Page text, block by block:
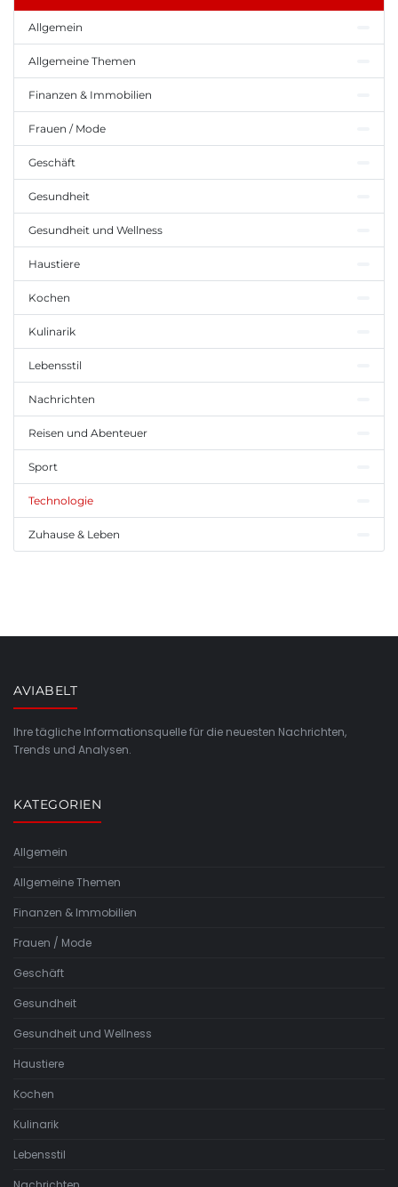
Allgemein
Allgemeine Themen
Finanzen & Immobilien
Frauen / Mode
Geschäft
Gesundheit
Gesundheit und Wellness
Haustiere
Kochen
Kulinarik
Lebensstil
Nachrichten
Reisen und Abenteuer
Sport
Technologie
Zuhause & Leben
AVIABELT
Ihre tägliche Informationsquelle für die neuesten Nachrichten,
Trends und Analysen.
KATEGORIEN
Allgemein
Allgemeine Themen
Finanzen & Immobilien
Frauen / Mode
Geschäft
Gesundheit
Gesundheit und Wellness
Haustiere
Kochen
Kulinarik
Lebensstil